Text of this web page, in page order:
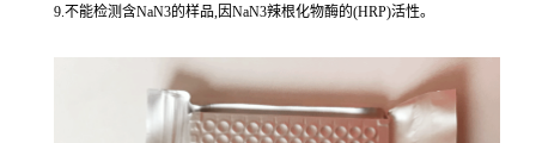
9.不能检测含NaN3的样品,因NaN3辣根化物酶的(HRP)活性。